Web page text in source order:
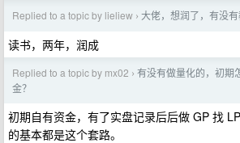
Replied to a topic by lieliew › 大佬，想润了，有没
读书，两年，润成
Replied to a topic by mx02 › 有没有做量化的，初期
金？
初期自有资金，有了实盘记录后后做 GP 找
的基本都是这个套路。